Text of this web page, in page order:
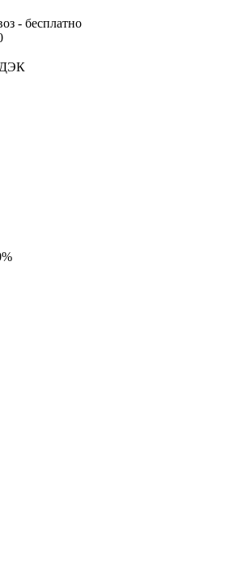
- бесплатно